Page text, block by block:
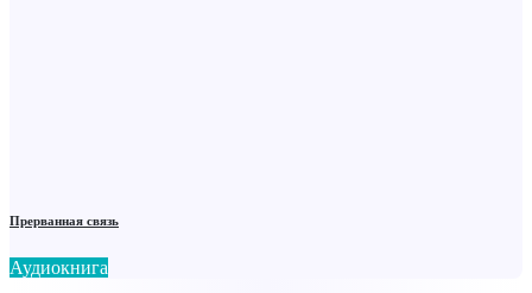
Прерванная связь
Аудиокнига